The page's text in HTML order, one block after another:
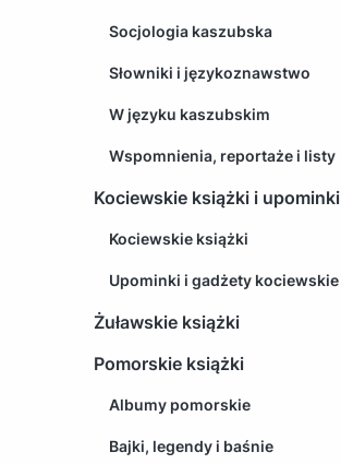
Socjologia kaszubska
Słowniki i językoznawstwo
W języku kaszubskim
Wspomnienia, reportaże i listy
Kociewskie książki i upominki
Kociewskie książki
Upominki i gadżety kociewskie
Żuławskie książki
Pomorskie książki
Albumy pomorskie
Bajki, legendy i baśnie